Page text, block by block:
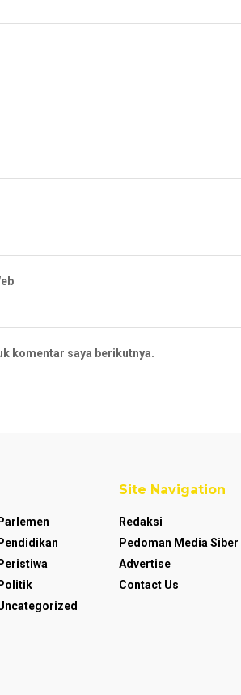
komentar saya berikutnya.
Parlemen
Pendidikan
Peristiwa
Politik
Site Navigation
Redaksi
Pedoman Media Siber
Advertise
Contact Us